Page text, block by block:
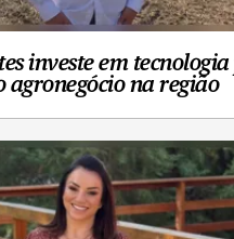
investe em
agronegócio na região